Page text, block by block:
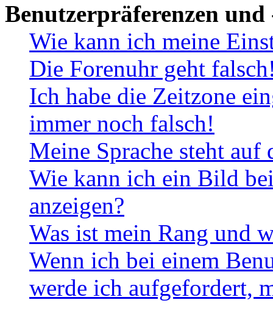
Benutzerpräferenzen und
Wie kann ich meine
Die Forenuhr geht
Ich habe die Zeitzone
immer noch falsch!
Meine Sprache steht
Wie kann ich ein Bild
anzeigen?
Was ist mein Rang und
Wenn ich bei einem
werde ich aufgefordert,